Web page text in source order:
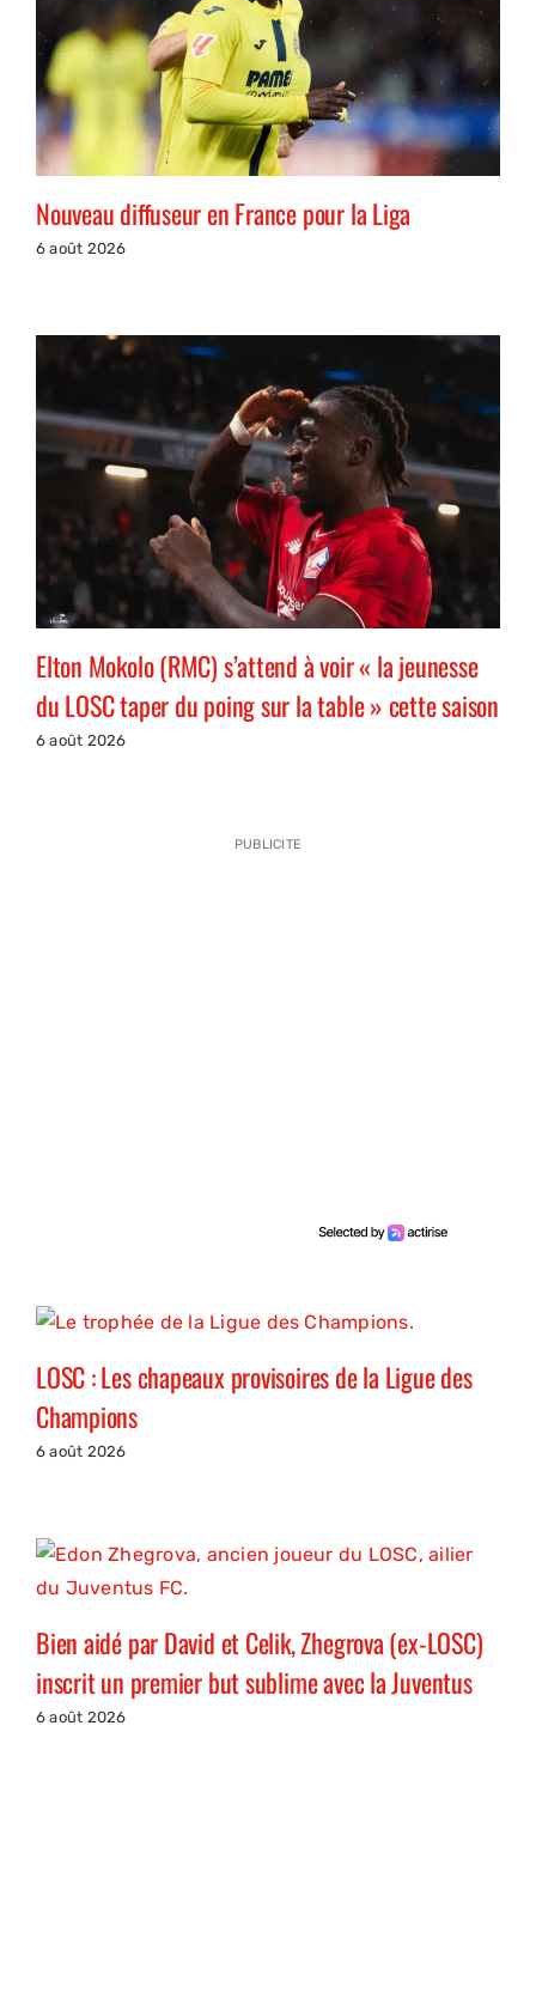
Nouveau diffuseur en France pour la Liga
6 août 2026
Elton Mokolo (RMC) s’attend à voir « la jeunesse
du LOSC taper du poing sur la table » cette saison
6 août 2026
PUBLICITE
LOSC : Les chapeaux provisoires de la Ligue des
Champions
6 août 2026
Bien aidé par David et Celik, Zhegrova (ex-LOSC)
inscrit un premier but sublime avec la Juventus
6 août 2026